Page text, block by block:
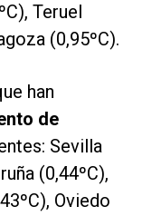
Teruel
(0,95ºC).
han
de
Sevilla
(0,44ºC),
Oviedo